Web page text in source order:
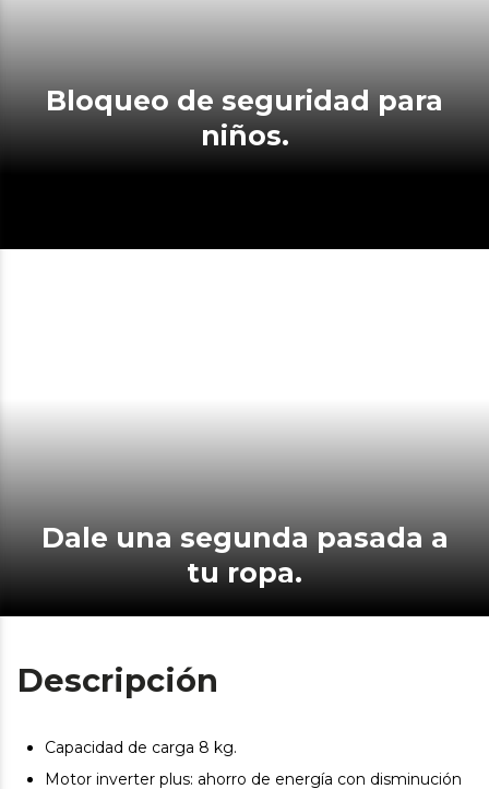
Bloqueo de seguridad para
niños.
Dale una segunda pasada a
tu ropa.
Descripción
Capacidad de carga 8 kg.
Motor inverter plus: ahorro de energía con disminución